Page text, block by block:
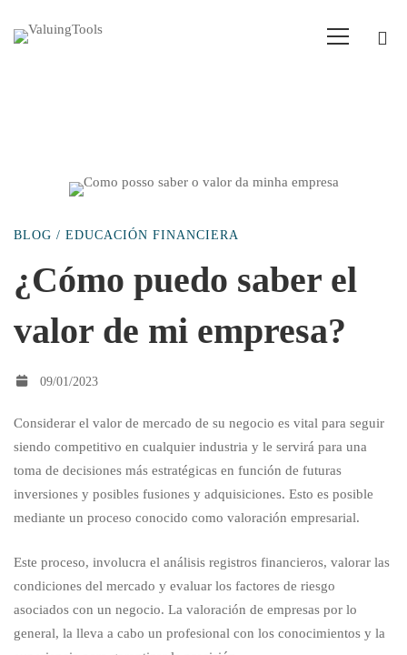
¿Cómo
puedo
saber
el
valor
de
mi
empresa?
BLOG / EDUCACIÓN FINANCIERA
¿Cómo puedo saber el
valor de mi empresa?
09/01/2023
Considerar el valor de mercado de su negocio es vital para seguir
siendo competitivo en cualquier industria y le servirá para una
toma de decisiones más estratégicas en función de futuras
inversiones y posibles fusiones y adquisiciones. Esto es posible
mediante un proceso conocido como valoración empresarial.
Este proceso, involucra el análisis registros financieros, valorar las
condiciones del mercado y evaluar los factores de riesgo
asociados con un negocio. La valoración de empresas por lo
general, la lleva a cabo un profesional con los conocimientos y la